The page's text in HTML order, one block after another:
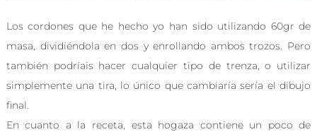
Los cordones que he hecho yo han sido utilizando 60gr de
masa, dividiéndola en dos y enrollando ambos trozos. Pero
también podríais hacer cualquier tipo de trenza, o utilizar
simplemente una tira, lo único que cambiaría sería el dibujo
final.
En cuanto a la receta, esta hogaza contiene un poco de